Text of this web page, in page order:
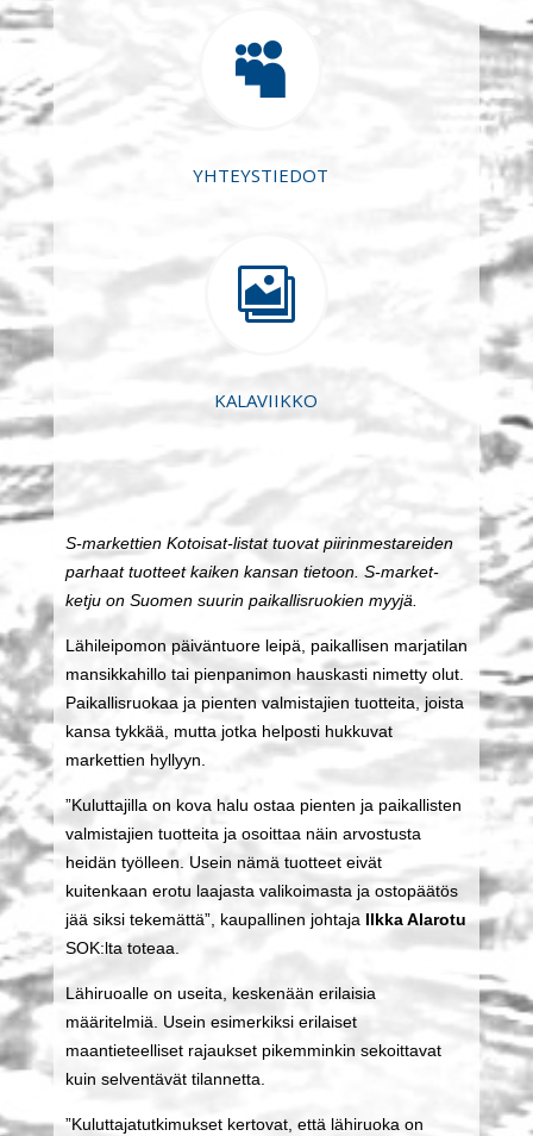

YHTEYSTIEDOT

KALAVIIKKO
S-markettien Kotoisat-listat tuovat piirinmestareiden
parhaat tuotteet kaiken kansan tietoon. S-market-
ketju on Suomen suurin paikallisruokien myyjä.
Lähileipomon päiväntuore leipä, paikallisen marjatilan
mansikkahillo tai pienpanimon hauskasti nimetty olut.
Paikallisruokaa ja pienten valmistajien tuotteita, joista
kansa tykkää, mutta jotka helposti hukkuvat
markettien hyllyyn.
”Kuluttajilla on kova halu ostaa pienten ja paikallisten
valmistajien tuotteita ja osoittaa näin arvostusta
heidän työlleen. Usein nämä tuotteet eivät
kuitenkaan erotu laajasta valikoimasta ja ostopäätös
jää siksi tekemättä”, kaupallinen johtaja Ilkka Alarotu
SOK:lta toteaa.
Lähiruoalle on useita, keskenään erilaisia
määritelmiä. Usein esimerkiksi erilaiset
maantieteelliset rajaukset pikemminkin sekoittavat
kuin selventävät tilannetta.
”Kuluttajatutkimukset kertovat, että lähiruoka on